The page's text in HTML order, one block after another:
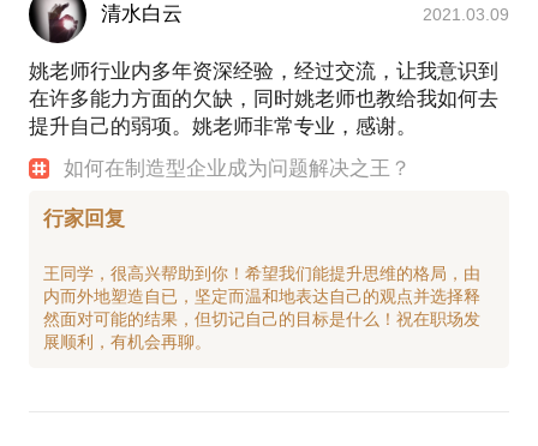
清水白云 2021.03.09
姚老师行业内多年资深经验，经过交流，让我意识到
在许多能力方面的欠缺，同时姚老师也教给我如何去
提升自己的弱项。姚老师非常专业，感谢。
如何在制造型企业成为问题解决之王？
行家回复
王同学，很高兴帮助到你！希望我们能提升思维的格局，由
内而外地塑造自已，坚定而温和地表达自己的观点并选择释
然面对可能的结果，但切记自己的目标是什么！祝在职场发